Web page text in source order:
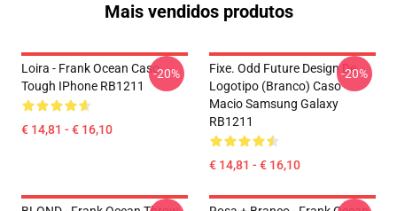
Mais vendidos produtos
Loira - Frank Ocean Caso
Tough IPhone RB1211
€ 14,81 - € 16,10
-20%
Fixe. Odd Future Design De
Logotipo (branco) Caso
Macio Samsung Galaxy
RB1211
€ 14,81 - € 16,10
-20%